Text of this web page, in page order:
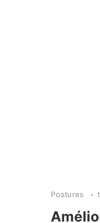
avec
une
Postures